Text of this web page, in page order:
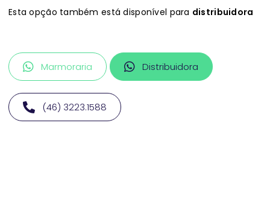
Esta opção também está disponível para distribuidora
Marmoraria Distribuidora
(46) 3223.1588